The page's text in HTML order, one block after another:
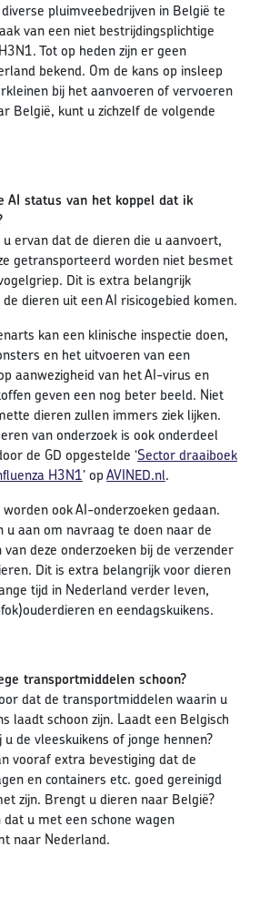
pluimveebedrijven in België te
van een niet bestrijdingsplichtige
Tot op heden zijn er geen
bekend. Om de kans op insleep
bij het aanvoeren of vervoeren
België, kunt u zichzelf de volgende
AI status van het koppel dat ik
u ervan dat de dieren die u aanvoert,
getransporteerd worden niet besmet
Dit is extra belangrijk
dieren uit een AI risicogebied komen.
kan een klinische inspectie doen,
en het uitvoeren van een
aanwezigheid van het AI-virus en
geven een nog beter beeld. Niet
dieren zullen immers ziek lijken.
van onderzoek is ook onderdeel
de GD opgestelde ‘Sector draaiboek
H3N1’ opAVINED.nl.
ook AI-onderzoeken gedaan.
u aan om navraag te doen naar de
van deze onderzoeken bij de verzender
Dit is extra belangrijk voor dieren
tijd in Nederland verder leven,
en eendagskuikens.
transportmiddelen schoon?
dat de transportmiddelen waarin u
laadt schoon zijn. Laadt een Belgisch
de vleeskuikens of jonge hennen?
vooraf extra bevestiging dat de
en containers etc. goed gereinigd
zijn. Brengt u dieren naar België?
dat u met een schone wagen
naar Nederland.